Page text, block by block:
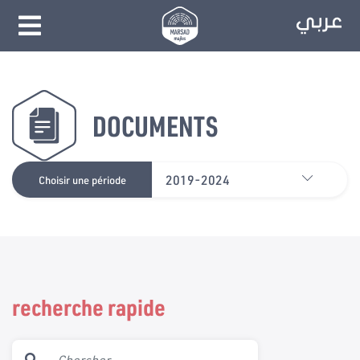
DOCUMENTS
Choisir une période 2019-2024
recherche rapide